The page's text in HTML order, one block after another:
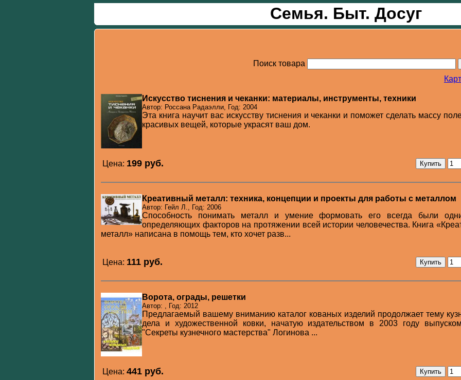
Семья. Быт. Досуг
Поиск товара
Искусство тиснения и чеканки: материалы, инструменты, техники
Автор: Россана Радаэлли, Год: 2004
Эта книга научит вас искусству тиснения и чеканки и поможет сделать массу
красивых вещей, которые украсят ваш дом.
Цена: 199 pуб.
Креативный металл: техника, концепции и проекты для работы с металлом
Автор: Гейл Л., Год: 2006
Способность понимать металл и умение формовать его всегда были
определяющих факторов на протяжении всей истории человечества. Книга
металл» написана в помощь тем, кто хочет разв...
Цена: 111 pуб.
Ворота, ограды, решетки
Автор: , Год: 2012
Предлагаемый вашему вниманию каталог кованых изделий продолжает тему
дела и художественной ковки, начатую издательством в 2003 году
"Секреты кузнечного мастерства" Логинова ...
Цена: 441 pуб.